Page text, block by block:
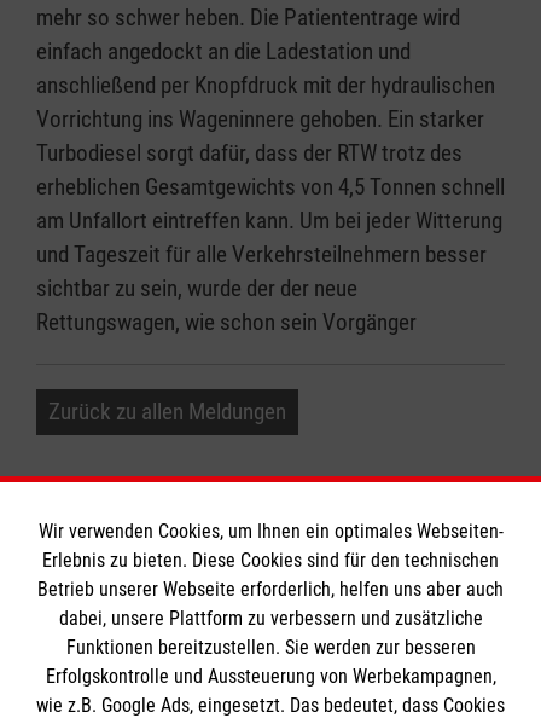
mehr so schwer heben. Die Patiententrage wird
einfach angedockt an die Ladestation und
anschließend per Knopfdruck mit der hydraulischen
Vorrichtung ins Wageninnere gehoben. Ein starker
Turbodiesel sorgt dafür, dass der RTW trotz des
erheblichen Gesamtgewichts von 4,5 Tonnen schnell
am Unfallort eintreffen kann. Um bei jeder Witterung
und Tageszeit für alle Verkehrsteilnehmern besser
sichtbar zu sein, wurde der der neue
Rettungswagen, wie schon sein Vorgänger
Zurück zu allen Meldungen
Informationen
Impressum
Wir verwenden Cookies, um Ihnen ein optimales Webseiten-
Erlebnis zu bieten. Diese Cookies sind für den technischen
Betrieb unserer Webseite erforderlich, helfen uns aber auch
dabei, unsere Plattform zu verbessern und zusätzliche
Funktionen bereitzustellen. Sie werden zur besseren
Erfolgskontrolle und Aussteuerung von Werbekampagnen,
wie z.B. Google Ads, eingesetzt. Das bedeutet, dass Cookies